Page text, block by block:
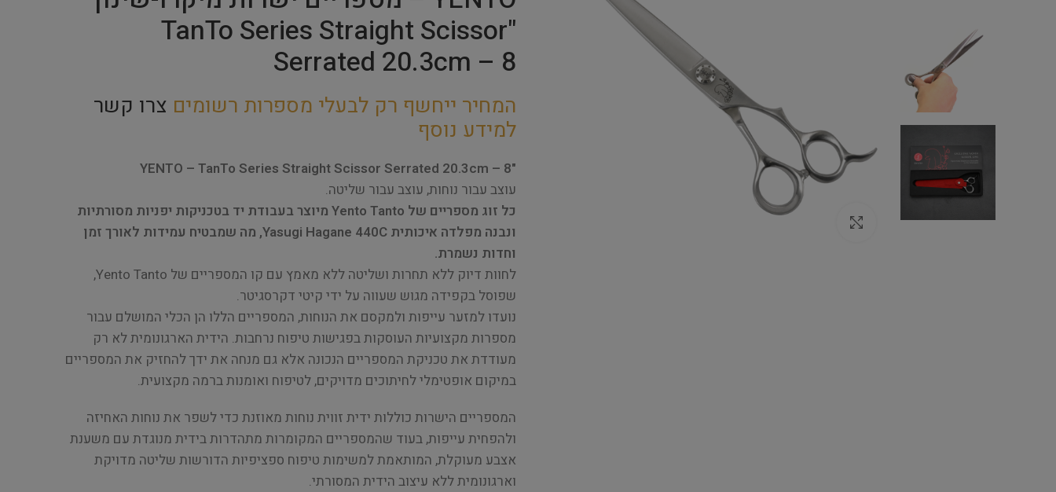
"TanTo Series Straight Scissor
Serrated 20.3cm – 8
המחיר ייחשף רק לבעלי מספרות רשומים צרו קשר
למידע נוסף
"YENTO – TanTo Series Straight Scissor Serrated 20.3cm – 8
עוצב עבור נוחות, עוצב עבור שליטה.
כל זוג מספריים של Yento Tanto מיוצר בעבודת יד בטכניקות יפניות מסורתיות
ונבנה מפלדה איכותית Yasugi Hagane 440C, מה שמבטיח עמידות לאורך זמן
וחדות נשמרת.
לחוות דיוק ללא תחרות ושליטה ללא מאמץ עם קו המספריים של Yento Tanto,
שפוסל בקפידה מגוש שעווה על ידי קיטי דקרסגיטר.
נועדו למזער עייפות ולמקסם את הנוחות, המספריים הללו הן הכלי המושלם עבור
מספרות מקצועיות העוסקות בפגישות טיפוח נרחבות. הידית הארגונומית לא רק
מעודדת את טכניקת המספריים הנכונה אלא גם מנחה את ידך להחזיק את המספריים
במיקום אופטימלי לחיתוכים מדויקים, לטיפוח ואומנות ברמה מקצועית.
המספריים הישרות כוללות ידית זווית נוחות מאוזנת כדי לשפר את נוחות האחיזה
ולהפחית עייפות, בעוד שהמספריים המקומרות מתהדרות בידית מנוגדת עם משענת
אצבע מעוקלת, המותאמת למשימות טיפוח ספציפיות הדורשות שליטה מדויקת
וארגונומית ללא עיצוב הידית המסורתי.